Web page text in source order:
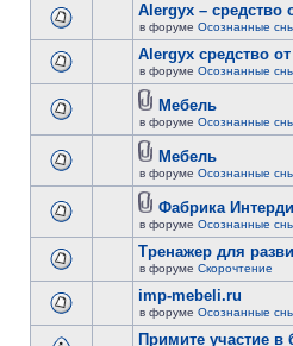
Alergyx – средство
в форуме Осознанные
Alergyx средство
в форуме Осознанные
Мебель
в форуме Осознанные
Мебель
в форуме Осознанные
Фабрика
в форуме Осознанные
Тренажер для
в форуме Скорочтение
imp-mebeli.ru
в форуме Осознанные
Примите участие в